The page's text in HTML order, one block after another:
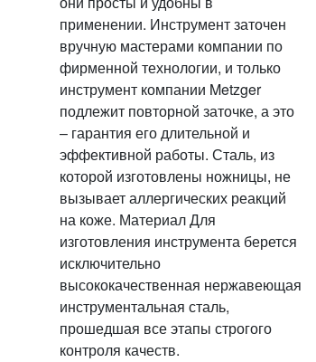
применении. Инструмент заточен
вручную мастерами компании по
фирменной технологии, и только
инструмент компании Metzger
подлежит повторной заточке, а это
– гарантия его длительной и
эффективной работы. Сталь, из
которой изготовлены ножницы, не
вызывает аллергических реакций
на коже. Материал Для
изготовления инструмента берется
исключительно
высококачественная нержавеющая
инструментальная сталь,
прошедшая все этапы строгого
контроля качеств.